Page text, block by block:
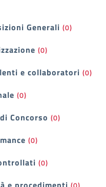
Generali (0)
(0)
e collaboratori (0)
(0)
Concorso (0)
(0)
(0)